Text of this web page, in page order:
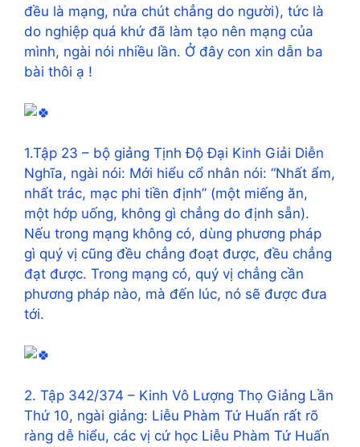
đều là mạng, nửa chút chẳng do người), tức là
do nghiệp quá khứ đã làm tạo nên mạng của
mình, ngài nói nhiều lần. Ở đây con xin dẫn ba
bài thôi ạ !
1.Tập 23 – bộ giảng Tịnh Độ Đại Kinh Giải Diễn
Nghĩa, ngài nói: Mới hiểu cổ nhân nói: “Nhất ẩm,
nhất trác, mạc phi tiền định” (một miếng ăn,
một hớp uống, không gì chẳng do định sẵn).
Nếu trong mạng không có, dùng phương pháp
gì quý vị cũng đều chẳng đoạt được, đều chẳng
đạt được. Trong mạng có, quý vị chẳng cần
phương pháp nào, mà đến lúc, nó sẽ được đưa
tới.
2. Tập 342/374 – Kinh Vô Lượng Thọ Giảng Lần
Thứ 10, ngài giảng: Liễu Phàm Tứ Huấn rất rõ
ràng dễ hiểu, các vị cứ học Liễu Phàm Tứ Huấn